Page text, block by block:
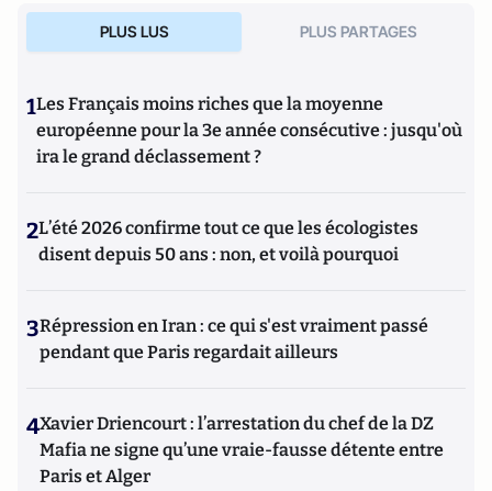
PLUS LUS PLUS PARTAGES
1Les Français moins riches que la moyenne
européenne pour la 3e année consécutive : jusqu'où
ira le grand déclassement ?
2L’été 2026 confirme tout ce que les écologistes
disent depuis 50 ans : non, et voilà pourquoi
3Répression en Iran : ce qui s'est vraiment passé
pendant que Paris regardait ailleurs
4Xavier Driencourt : l’arrestation du chef de la DZ
Mafia ne signe qu’une vraie-fausse détente entre
Paris et Alger